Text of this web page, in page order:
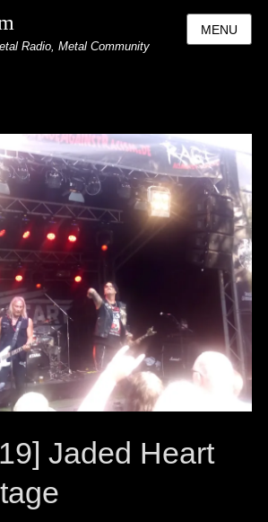
Radio, Metal Community
MENU
Jaded Heart